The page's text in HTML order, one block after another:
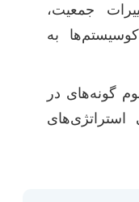
جمعیت،
به
گونه‌های در